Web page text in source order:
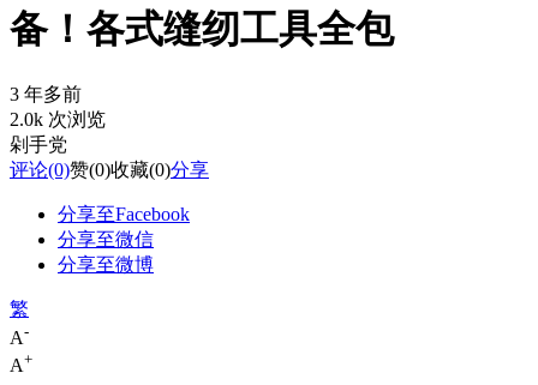
备！各式缝纫工具全包
3 年多前
2.0k 次浏览
剁手党
评论(0)赞(0)收藏(0)分享
分享至Facebook
分享至微信
分享至微博
繁
A-
A+